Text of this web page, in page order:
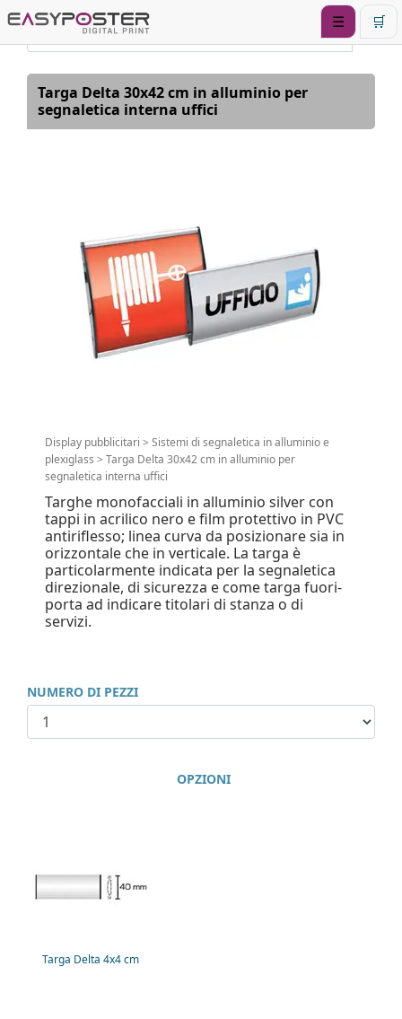
☰ 🛒
Targa Delta 30x42 cm in alluminio per
segnaletica interna uffici
Display pubblicitari > Sistemi di segnaletica in alluminio e
plexiglass > Targa Delta 30x42 cm in alluminio per
segnaletica interna uffici
Targhe monofacciali in alluminio silver con
tappi in acrilico nero e film protettivo in PVC
antiriflesso; linea curva da posizionare sia in
orizzontale che in verticale. La targa è
particolarmente indicata per la segnaletica
direzionale, di sicurezza e come targa fuori-
porta ad indicare titolari di stanza o di
servizi.
NUMERO DI PEZZI
OPZIONI
Targa Delta 4x4 cm